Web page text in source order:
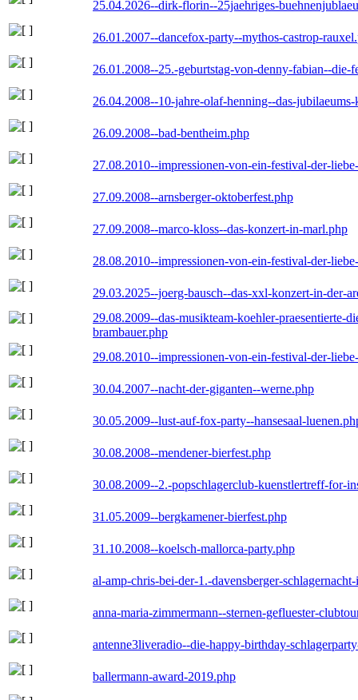
25.04.2026--dirk-florin--25jaehriges-
26.01.2007--dancefox-party--mythos-castrop-
26.01.2008--25.-geburtstag-von-denny-fabian--die-
26.04.2008--10-jahre-olaf-henning--das-
26.09.2008--bad-bentheim.php
27.08.2010--impressionen-von-ein-festival-der-
27.09.2008--arnsberger-oktoberfest.php
27.09.2008--marco-kloss--das-konzert-in-marl.php
28.08.2010--impressionen-von-ein-festival-der-
29.03.2025--joerg-bausch--das-xxl-konzert-in-der-
29.08.2009--das-musikteam-koehler-praesentierte-
brambauer.php
29.08.2010--impressionen-von-ein-festival-der-
30.04.2007--nacht-der-giganten--werne.php
30.05.2009--lust-auf-fox-party--hansesaal-
30.08.2008--mendener-bierfest.php
30.08.2009--2.-popschlagerclub-kuenstlertreff-for-
31.05.2009--bergkamener-bierfest.php
31.10.2008--koelsch-mallorca-party.php
al-amp-chris-bei-der-1.-davensberger-
anna-maria-zimmermann--sternen-gefluester-
antenne3liveradio--die-happy-birthday-
ballermann-award-2019.php